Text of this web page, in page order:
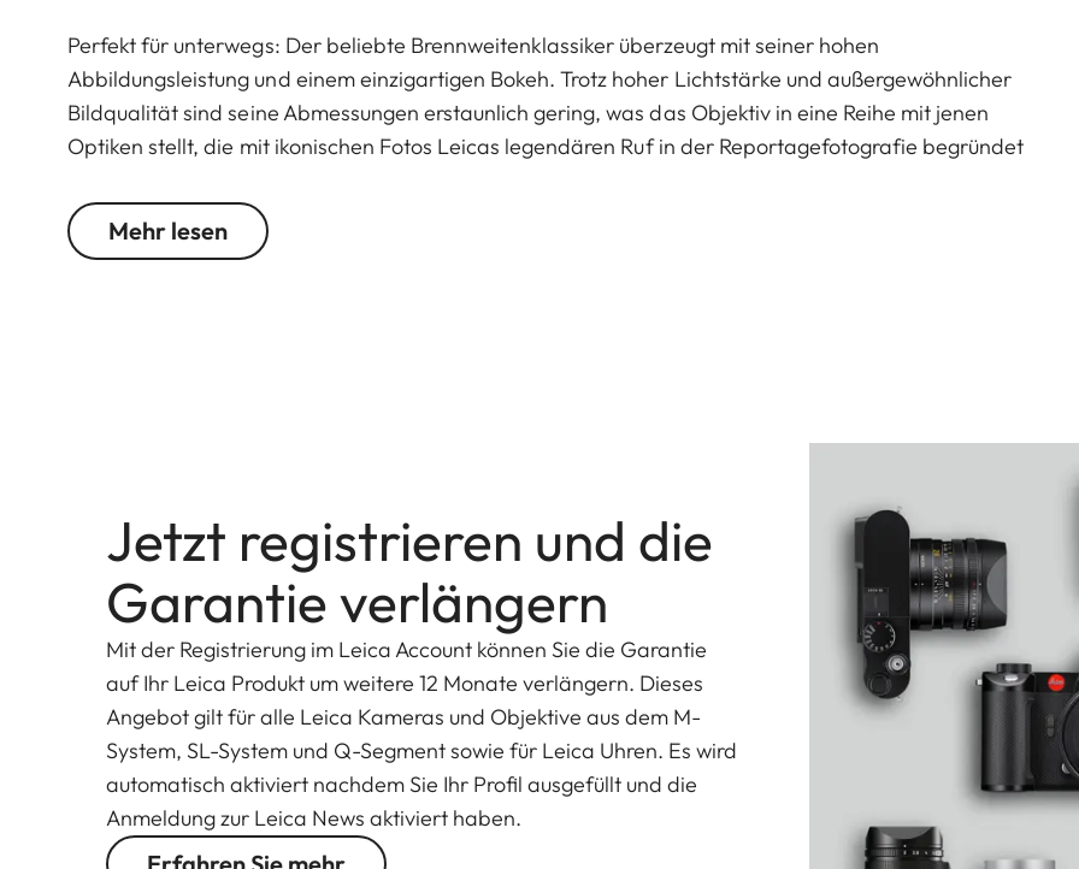
Perfekt für unterwegs: Der beliebte Brennweitenklassiker überzeugt mit seiner hohen
Abbildungsleistung und einem einzigartigen Bokeh. Trotz hoher Lichtstärke und außergewöhnlicher
Bildqualität sind seine Abmessungen erstaunlich gering, was das Objektiv in eine Reihe mit jenen
Optiken stellt, die mit ikonischen Fotos Leicas legendären Ruf in der Reportagefotografie begründet
Mehr lesen
Jetzt registrieren und die
Garantie verlängern
Mit der Registrierung im Leica Account können Sie die Garantie
auf Ihr Leica Produkt um weitere 12 Monate verlängern. Dieses
Angebot gilt für alle Leica Kameras und Objektive aus dem M-
System, SL-System und Q-Segment sowie für Leica Uhren. Es wird
automatisch aktiviert nachdem Sie Ihr Profil ausgefüllt und die
Anmeldung zur Leica News aktiviert haben.